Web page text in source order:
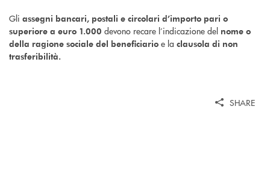
Gli assegni bancari, postali e circolari d’importo pari o
superiore a euro 1.000 devono recare l’indicazione del nome o
della ragione sociale del beneficiario e la clausola di non
trasferibilità.
SHARE